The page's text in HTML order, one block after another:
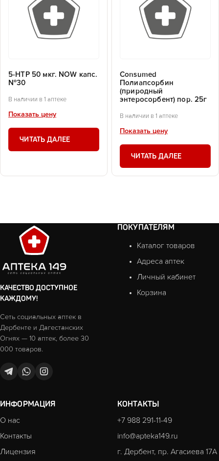
5-HTP 50 мкг. NOW капс.
№30
В наличии в 1 аптеке
Показать цену
ЧИТАТЬ ДАЛЕЕ
Consumed
Полиапсорбин
(природный
энтеросорбент) пор. 25г
В наличии в 1 аптеке
Показать цену
ЧИТАТЬ ДАЛЕЕ
КАЧЕСТВО ДОСТУПНОЕ
КАЖДОМУ!
Сеть социальных аптек в
Дербенте и Дагестанских
Огнях — 10 аптек, более 30
000 товаров.
ПОКУПАТЕЛЯМ
Каталог товаров
Адреса аптек
Личный кабинет
Корзина
ИНФОРМАЦИЯ
О нас
Контакты
Лицензия
КОНТАКТЫ
+7 988 291-11-49
info@apteka149.ru
г. Дербент, пр. Агасиева 17А